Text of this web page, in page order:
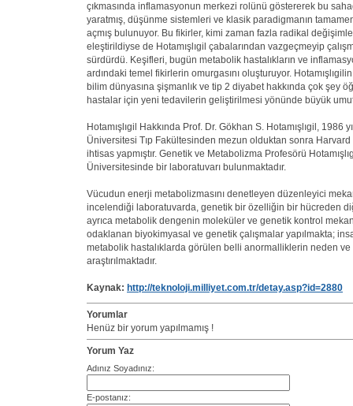
çıkmasında inflamasyonun merkezi rolünü göstererek bu
yaratmış, düşünme sistemleri ve klasik paradigmanın
açmış bulunuyor. Bu fikirler, kimi zaman fazla radikal
eleştirildiyse de Hotamışlıgil çabalarından vazgeçmeyip
sürdürdü. Keşifleri, bugün metabolik hastalıkların ve
ardındaki temel fikirlerin omurgasını oluşturuyor.
bilim dünyasına şişmanlık ve tip 2 diyabet hakkında çok şey
hastalar için yeni tedavilerin geliştirilmesi yönünde büyük
Hotamışlıgil Hakkında Prof. Dr. Gökhan S. Hotamışlıgil, 1986
Üniversitesi Tıp Fakültesinden mezun olduktan sonra Harvard
ihtisas yapmıştır. Genetik ve Metabolizma Profesörü
Üniversitesinde bir laboratuvarı bulunmaktadır.
Vücudun enerji metabolizmasını denetleyen düzenleyici
incelendiği laboratuvarda, genetik bir özelliğin bir hücreden
ayrıca metabolik dengenin moleküler ve genetik kontrol
odaklanan biyokimyasal ve genetik çalışmalar yapılmakta;
metabolik hastalıklarda görülen belli anormalliklerin neden
araştırılmaktadır.
Kaynak: http://teknoloji.milliyet.com.tr/detay.asp?id=2880
Yorumlar
Henüz bir yorum yapılmamış !
Yorum Yaz
Adınız Soyadınız:
E-postanız: